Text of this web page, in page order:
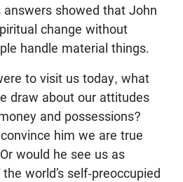
answers showed that John
change without
handle material things.
to visit us today, what
draw about our attitudes
and possessions?
him we are true
would he see us as
world’s self-preoccupied